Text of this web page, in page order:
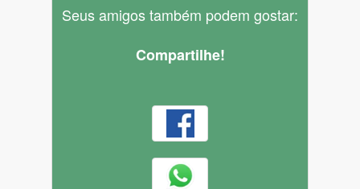
Seus amigos também podem gostar:
Compartilhe!